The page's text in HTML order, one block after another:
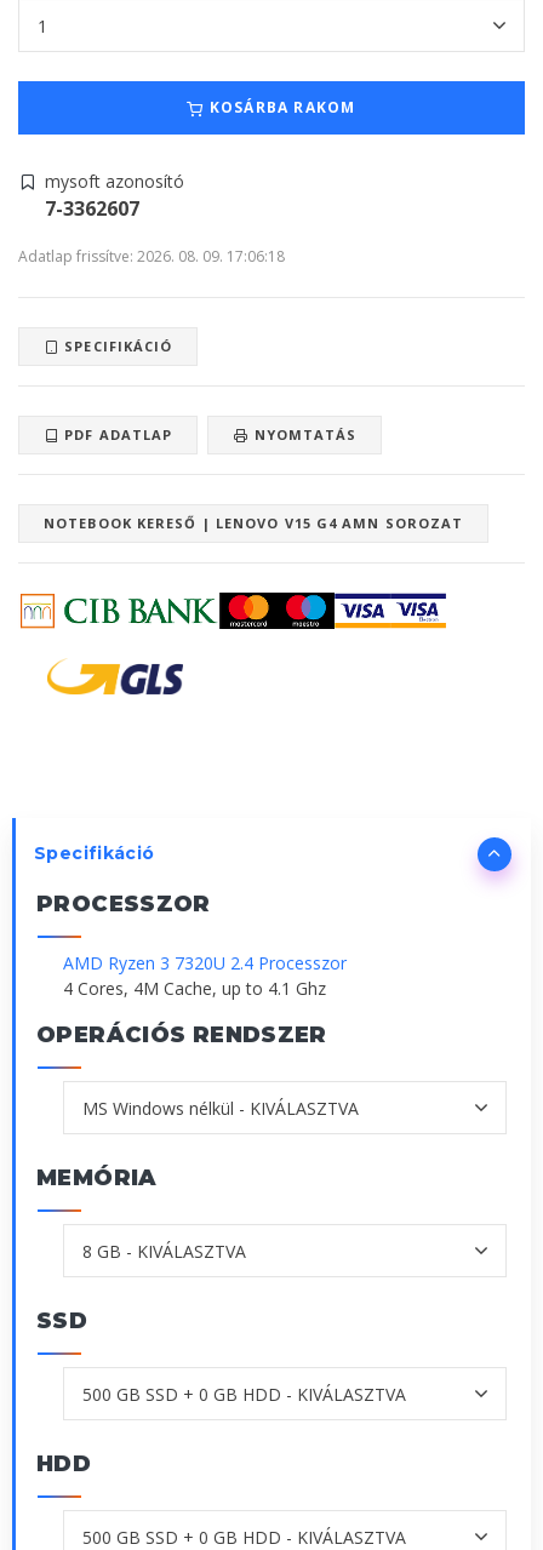
KOSÁRBA RAKOM
mysoft azonosító
7-3362607
Adatlap frissítve: 2026. 08. 09. 17:06:18
SPECIFIKÁCIÓ
PDF ADATLAP NYOMTATÁS
NOTEBOOK KERESŐ | LENOVO V15 G4 AMN SOROZAT
Specifikáció
PROCESSZOR
AMD Ryzen 3 7320U 2.4 Processzor
4 Cores, 4M Cache, up to 4.1 Ghz
OPERÁCIÓS RENDSZER
MEMÓRIA
SSD
HDD